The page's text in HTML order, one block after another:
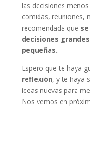
las decisiones
comidas, reuniones,
recomendada que
decisiones
pequeñas.
Espero que te haya
reflexión, y te haya
ideas nuevas para
Nos vemos en